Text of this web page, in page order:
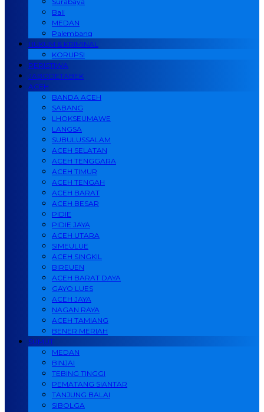
Bali
MEDAN
Palembang
HUKUM & KRIMINAL
KORUPSI
PERISTIWA
JABODETABEK
ACEH
BANDA ACEH
SABANG
LHOKSEUMAWE
LANGSA
SUBULUSSALAM
ACEH SELATAN
ACEH TENGGARA
ACEH TIMUR
ACEH TENGAH
ACEH BARAT
ACEH BESAR
PIDIE
PIDIE JAYA
ACEH UTARA
SIMEULUE
ACEH SINGKIL
BIREUEN
ACEH BARAT DAYA
GAYO LUES
ACEH JAYA
NAGAN RAYA
ACEH TAMIANG
BENER MERIAH
SUMUT
MEDAN
BINJAI
TEBING TINGGI
PEMATANG SIANTAR
TANJUNG BALAI
SIBOLGA